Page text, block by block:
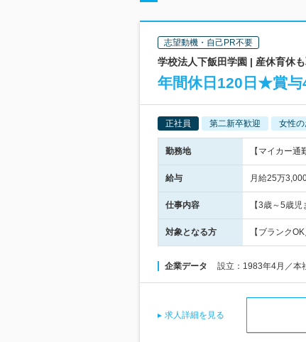
志望動機・自己PR不要
学校法人下飯田学園 | 産休育休
年間休日120日★賞与
正社員 第二新卒歓迎 女性
勤務地 【マイカー
給与 月給25万
仕事内容 【3歳～5歳
対象となる方 【ブランク
企業データ 設立：1983年4月／本
求人詳細を見る